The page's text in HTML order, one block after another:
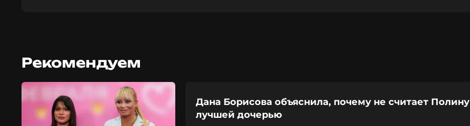
Рекомендуем
Дана Борисова объяснила, почему не считает Полину
лучшей дочерью